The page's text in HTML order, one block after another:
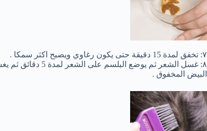
٧: تخفق لمدة 15 دقيقة حتى يكون رغاوي ويصبح اكثر سمكا .
٨: غسل الشعر ثم
البيض المخفوق .